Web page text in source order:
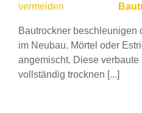
Bautrockner beschleunigen
im Neubau. Mörtel oder
angemischt. Diese
vollständig trocknen [...]